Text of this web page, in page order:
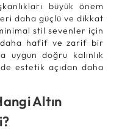
büyük önem
daha güçlü ve dikkat
stil sevenler için
daha hafif ve zarif bir
uygun doğru kalınlık
estetik açıdan daha
Altın